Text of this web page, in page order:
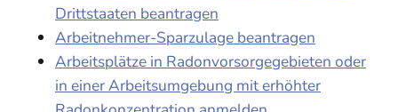
Drittstaaten beantragen
Arbeitnehmer-Sparzulage beantragen
Arbeitsplätze in Radonvorsorgegebieten oder
in einer Arbeitsumgebung mit erhöhter